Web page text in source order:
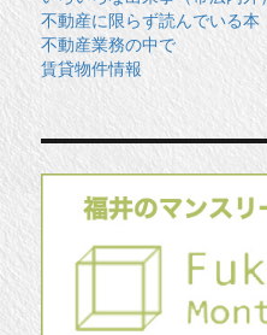
不動産に限らず読んでいる本
不動産業務の中で
賃貸物件情報